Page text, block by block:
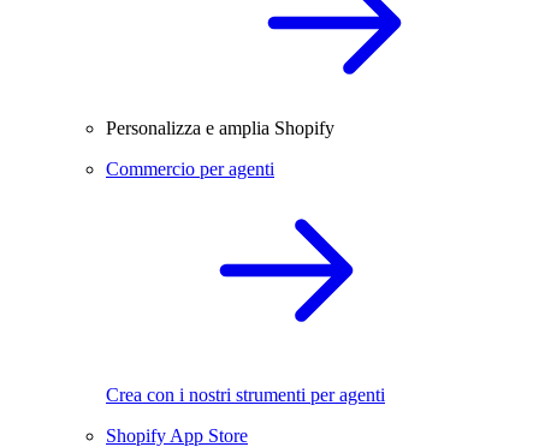
Personalizza e amplia Shopify
Commercio per agenti
Crea con i nostri strumenti per agenti
Shopify App Store